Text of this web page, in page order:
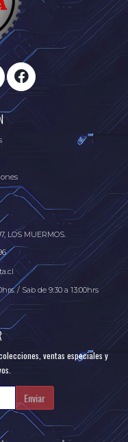
LOS MUERMOS.
/ Sab de 9:30 a 13:00hrs
ventas especiales y
Enviar